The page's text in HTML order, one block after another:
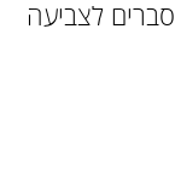
לצביעה